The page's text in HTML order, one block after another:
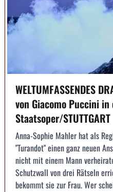
WELTUMFASSENDES
von Giacomo Puccini in
Staatsoper/STUTTGART
Anna-Sophie Mahler hat als
"Turandot" einen ganz neuen
nicht mit einem Mann
Schutzwall von drei Rätseln
bekommt sie zur Frau. Wer